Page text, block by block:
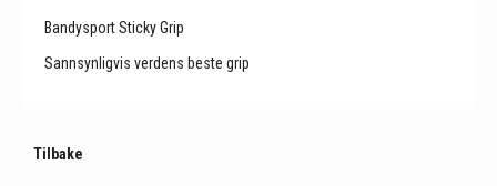
Bandysport Sticky Grip
Sannsynligvis verdens beste grip
Tilbake